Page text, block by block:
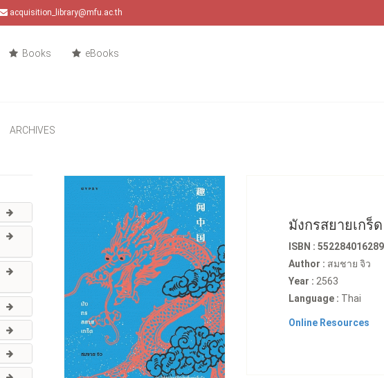
acquisition_library@mfu.ac.th
Books eBooks
ARCHIVES
มังกรสยายเกร็ด
ISBN :
Author : สมชาย จิว
Year : 2563
Language : Thai
Online Resources